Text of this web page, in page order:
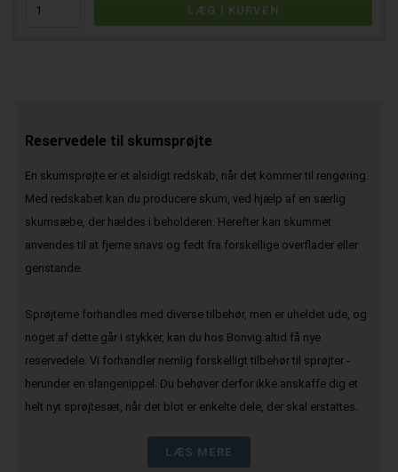
Reservedele til skumsprøjte
En skumsprøjte er et alsidigt redskab, når det kommer til rengøring.
Med redskabet kan du producere skum, ved hjælp af en særlig
skumsæbe, der hældes i beholderen. Herefter kan skummet
anvendes til at fjerne snavs og fedt fra forskellige overflader eller
genstande.
Sprøjterne forhandles med diverse tilbehør, men er uheldet ude, og
noget af dette går i stykker, kan du hos Bonvig altid få nye
reservedele. Vi forhandler nemlig forskelligt tilbehør til sprøjter -
herunder en slangenippel. Du behøver derfor ikke anskaffe dig et
helt nyt sprøjtesæt, når det blot er enkelte dele, der skal erstattes.
LÆS MERE